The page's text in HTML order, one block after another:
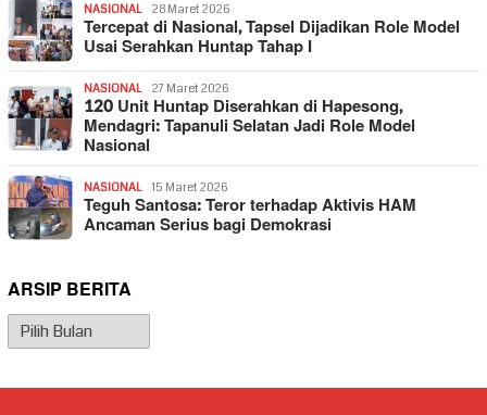
NASIONAL 28 Maret 2026
Tercepat di Nasional, Tapsel Dijadikan Role Model
Usai Serahkan Huntap Tahap I
NASIONAL 27 Maret 2026
120 Unit Huntap Diserahkan di Hapesong,
Mendagri: Tapanuli Selatan Jadi Role Model
Nasional
NASIONAL 15 Maret 2026
Teguh Santosa: Teror terhadap Aktivis HAM
Ancaman Serius bagi Demokrasi
ARSIP BERITA
Arsip
Berita